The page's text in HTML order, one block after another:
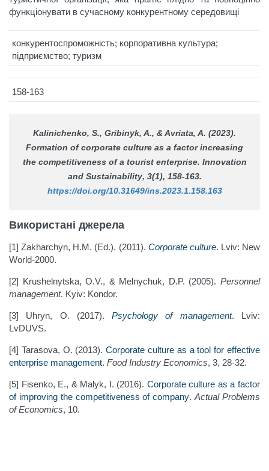
функціонувати в сучасному конкурентному середовищі
конкурентоспроможність; корпоративна культура;
підприємство; туризм
158-163
Kalinichenko, S., Gribinyk, A., & Avriata, A. (2023).
Formation of corporate culture as a factor increasing
the competitiveness of a tourist enterprise. Innovation
and Sustainability, 3(1), 158-163.
https://doi.org/10.31649/ins.2023.1.158.163
Використані джерела
[1] Zakharchyn, H.M. (Ed.). (2011). Corporate culture. Lviv: New
World-2000.
[2] Krushelnytska, O.V., & Melnychuk, D.P. (2005). Personnel
management. Kyiv: Kondor.
[3] Uhryn, O. (2017).Psychology of management. Lviv:
LvDUVS.
[4] Tarasova, O. (2013).Corporate culture as a tool for effective
enterprise management. Food Industry Economics, 3, 28-32.
[5] Fisenko, E., & Malyk, I. (2016). Corporate culture as a factor
of improving the competitiveness of company.Actual Problems
of Economics, 10.